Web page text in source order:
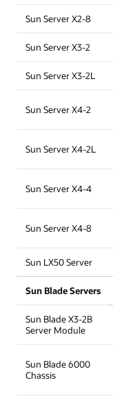
Sun Server X2-8
Sun Server X3-2
Sun Server X3-2L
Sun Server X4-2
Sun Server X4-2L
Sun Server X4-4
Sun Server X4-8
Sun LX50 Server
Sun Blade Servers
Sun Blade X3-2B
Server Module
Sun Blade 6000
Chassis